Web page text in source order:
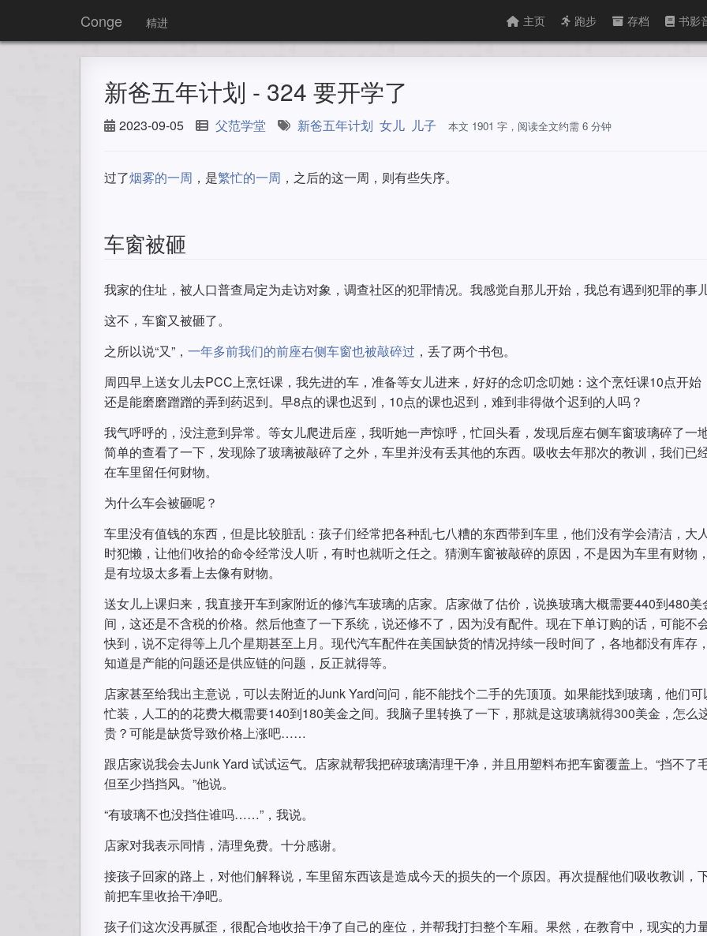
Conge 精进 主页 跑步 存档 书影
新爸五年计划 - 324 要开学了
2023-09-05 父范学堂 新爸五年计划 女儿 儿子 本文 1901 字，阅读全文约需 6 分钟
过了烟雾的一周 ，是繁忙的一周 ，之后的这一周，则有些失序。
车窗被砸
我家的住址，被人口普查局定为走访对象，调查社区的犯罪情况。我感觉自那儿开始，我总有遇到犯罪的事
这不，车窗又被砸了。
之所以说“又”， 一年多前我们的前座右侧车窗也被敲碎过 ，丢了两个书包。
周四早上送女儿去PCC上烹饪课，我先进的车，准备等女儿进来，好好的念叨念叨她：这个烹饪课10点开始
还是能磨磨蹭蹭的弄到药迟到。早8点的课也迟到，10点的课也迟到，难到非得做个迟到的人吗？
我气呼呼的，没注意到异常。等女儿爬进后座，我听她一声惊呼，忙回头看，发现后座右侧车窗玻璃碎了一
简单的查看了一下，发现除了玻璃被敲碎了之外，车里并没有丢其他的东西。吸收去年那次的教训，我们已
在车里留任何财物。
为什么车会被砸呢？
车里没有值钱的东西，但是比较脏乱：孩子们经常把各种乱七八糟的东西带到车里，他们没有学会清洁，大
时犯懒，让他们收拾的命令经常没人听，有时也就听之任之。猜测车窗被敲碎的原因，不是因为车里有财物
是有垃圾太多看上去像有财物。
送女儿上课归来，我直接开车到家附近的修汽车玻璃的店家。店家做了估价，说换玻璃大概需要440到480美
间，这还是不含税的价格。然后他查了一下系统，说还修不了，因为没有配件。现在下单订购的话，可能不
快到，说不定得等上几个星期甚至上月。现代汽车配件在美国缺货的情况持续一段时间了，各地都没有库存
知道是产能的问题还是供应链的问题，反正就得等。
店家甚至给我出主意说，可以去附近的Junk Yard问问，能不能找个二手的先顶顶。如果能找到玻璃，他们可
忙装，人工的的花费大概需要140到180美金之间。我脑子里转换了一下，那就是这玻璃就得300美金，怎么
贵？可能是缺货导致价格上涨吧……
跟店家说我会去Junk Yard 试试运气。店家就帮我把碎玻璃清理干净，并且用塑料布把车窗覆盖上。“挡不了
但至少挡挡风。”他说。
“有玻璃不也没挡住谁吗……”，我说。
店家对我表示同情，清理免费。十分感谢。
接孩子回家的路上，对他们解释说，车里留东西该是造成今天的损失的一个原因。再次提醒他们吸收教训，
前把车里收拾干净吧。
孩子们这次没再腻歪，很配合地收拾干净了自己的座位，并帮我打扫整个车厢。果然，在教育中，现实的力